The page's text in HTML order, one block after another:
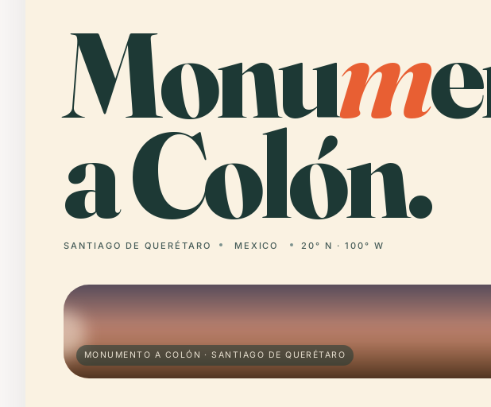
Monum
a Colón.
SANTIAGO DE QUERÉTARO MEXICO 20° N · 100° W
MONUMENTO A COLÓN · SANTIAGO DE QUERÉTARO